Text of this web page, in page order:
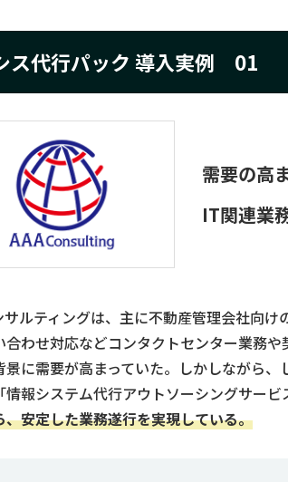
ス代行パック 導入実例 01
需要の高
IT関連業
サルティングは、主に不動産管理会社向
合わせ対応などコンタクトセンター業務
景に需要が高まっていた。しかしながら
情報システム代行アウトソーシングサービ
、安定した業務遂行を実現している。